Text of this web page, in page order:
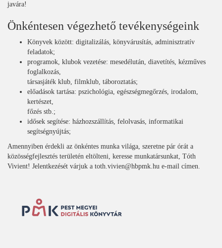
javára!
Önkéntesen végezhető tevékenységeink
Könyvek között: digitalizálás, könyvárusítás, adminisztratív
feladatok;
programok, klubok vezetése: mesedélután, diavetítés, kézműves
foglalkozás,
társasjáték klub, filmklub, táboroztatás;
előadások tartása: pszichológia, egészségmegőrzés, irodalom,
kertészet,
főzés stb.;
idősek segítése: házhozszállítás, felolvasás, informatikai
segítségnyújtás;
Amennyiben érdekli az önkéntes munka világa, szeretne pár órát a
közösségfejlesztés területén eltölteni, keresse munkatársunkat, Tóth
Vivient! Jelentkezését várjuk a toth.vivien@hbpmk.hu e-mail címen.